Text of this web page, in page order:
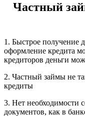
Частный
1. Быстрое получение
оформление кредита
кредиторов деньги
2. Частный займы не
кредиты
3. Нет необходимости
документов, как в